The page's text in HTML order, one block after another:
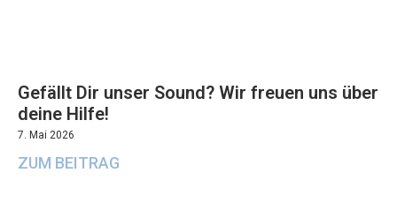
Gefällt Dir unser Sound? Wir freuen uns über
deine Hilfe!
7. Mai 2026
ZUM BEITRAG